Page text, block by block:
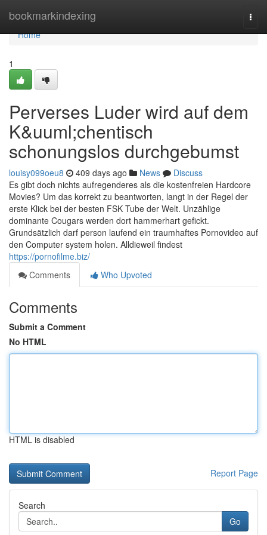
bookmarkindexing
Home
Home
1
Perverses Luder wird auf dem
K&uuml;chentisch
schonungslos durchgebumst
louisy099oeu8 409 days ago News
Discuss
Es gibt doch nichts aufregenderes als die kostenfreien Hardcore
Movies? Um das korrekt zu beantworten, langt in der Regel der
erste Klick bei der besten FSK Tube der Welt. Unzählige
dominante Cougars werden dort hammerhart gefickt.
Grundsätzlich darf person laufend ein traumhaftes Pornovideo auf
den Computer system holen. Alldieweil findest
https://pornofilme.biz/
Comments
Who Upvoted
Comments
Submit a Comment
No HTML
HTML is disabled
Report Page
Search
Go